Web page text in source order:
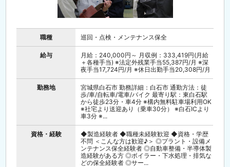
職種 巡回・点検・メンテナンス保全
給与
月給：240,000円～ 月収例：333,419円(月給
＋各種手当) ※法定外残業手当55,387円/月 ※深
夜手当17,724円/月 ※休日出勤手当20,308円/月
勤務地
宮城県白石市 勤務詳細：白石市 通勤方法：徒
歩/車/自転車/電車/バイク 最寄り駅：東白石駅
から徒歩23分・車4分 ※構内無料駐車場利用OK
※社宅より送迎あり（乗車30分） ※白石ICより
車3分 ※...
資格・経験
◆製造経験者 ◆職種未経験歓迎 ◆資格・学歴
不問 ＜こんな方は歓迎♪＞ ◎プラント・設備メ
ンテナンス保全経験者 ◎自動車整備・半導体製
造経験がある方 ◎ボイラー・下水処理・排気な
どの保全経験者 ◎サー...